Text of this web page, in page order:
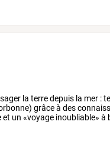
la terredepuis la mer :tel
grâceà des
et un «voyage inoubliable» à